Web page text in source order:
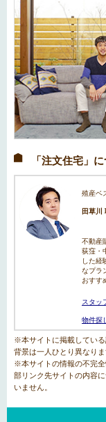
「注文住宅」
殖産ベ
田草川
不動産
荻窪・
した経
なプラ
おすす
スタッ
物件探
※本サイトに掲載してい
背景は一人ひとり異なり
※本サイトの情報の不完
部リンク先サイトの内容
いません。